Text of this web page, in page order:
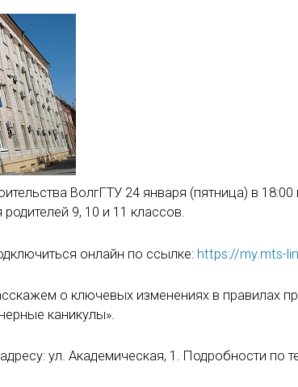
ВолгГТУ 24 января (пятница) в
9, 10 и 11 классов.
онлайн по ссылке: https://my.mts-
о ключевых изменениях в правилах
каникулы».
ул. Академическая, 1. Подробности по